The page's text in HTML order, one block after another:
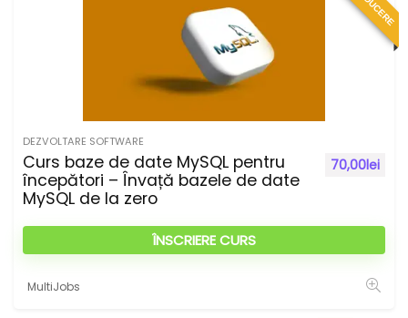
DEZVOLTARE SOFTWARE
Curs baze de date MySQL pentru
începători – Învață bazele de date
MySQL de la zero
70,00lei
ÎNSCRIERE CURS
MultiJobs